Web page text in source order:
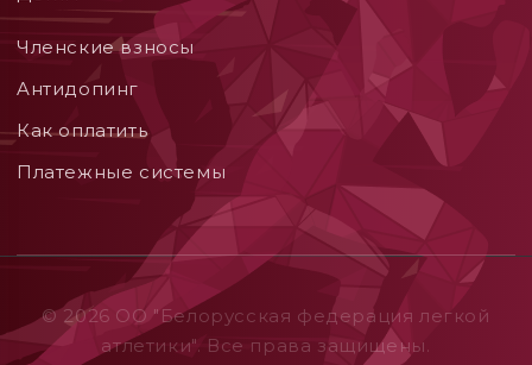
Членские взносы
Aнтидопинг
Как оплатить
Платежные системы
© 2026 ОO "Белорусская федерация легкой
атлетики". Все права защищены.